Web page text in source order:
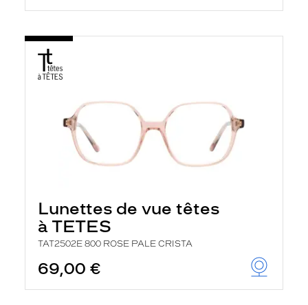
Lunettes de vue têtes
à TETES
TAT2502E 800 ROSE PALE CRISTA
69,00 €